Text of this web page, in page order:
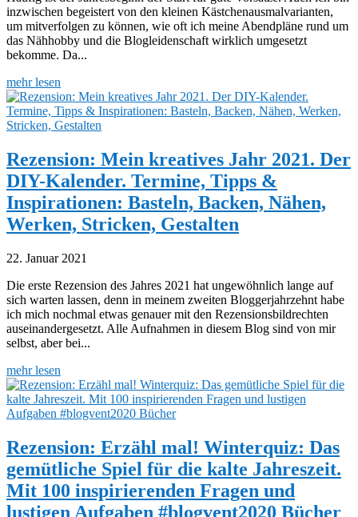
inzwischen begeistert von den kleinen Kästchenausmalvarianten,
um mitverfolgen zu können, wie oft ich meine Abendpläne rund um
das Nähhobby und die Blogleidenschaft wirklich umgesetzt
bekomme. Da...
mehr lesen
Rezension: Mein kreatives Jahr 2021. Der
DIY-Kalender. Termine, Tipps &
Inspirationen: Basteln, Backen, Nähen,
Werken, Stricken, Gestalten
22. Januar 2021
Die erste Rezension des Jahres 2021 hat ungewöhnlich lange auf
sich warten lassen, denn in meinem zweiten Bloggerjahrzehnt habe
ich mich nochmal etwas genauer mit den Rezensionsbildrechten
auseinandergesetzt. Alle Aufnahmen in diesem Blog sind von mir
selbst, aber bei...
mehr lesen
Rezension: Erzähl mal! Winterquiz: Das
gemütliche Spiel für die kalte Jahreszeit.
Mit 100 inspirierenden Fragen und
lustigen Aufgaben #blogvent2020 Bücher